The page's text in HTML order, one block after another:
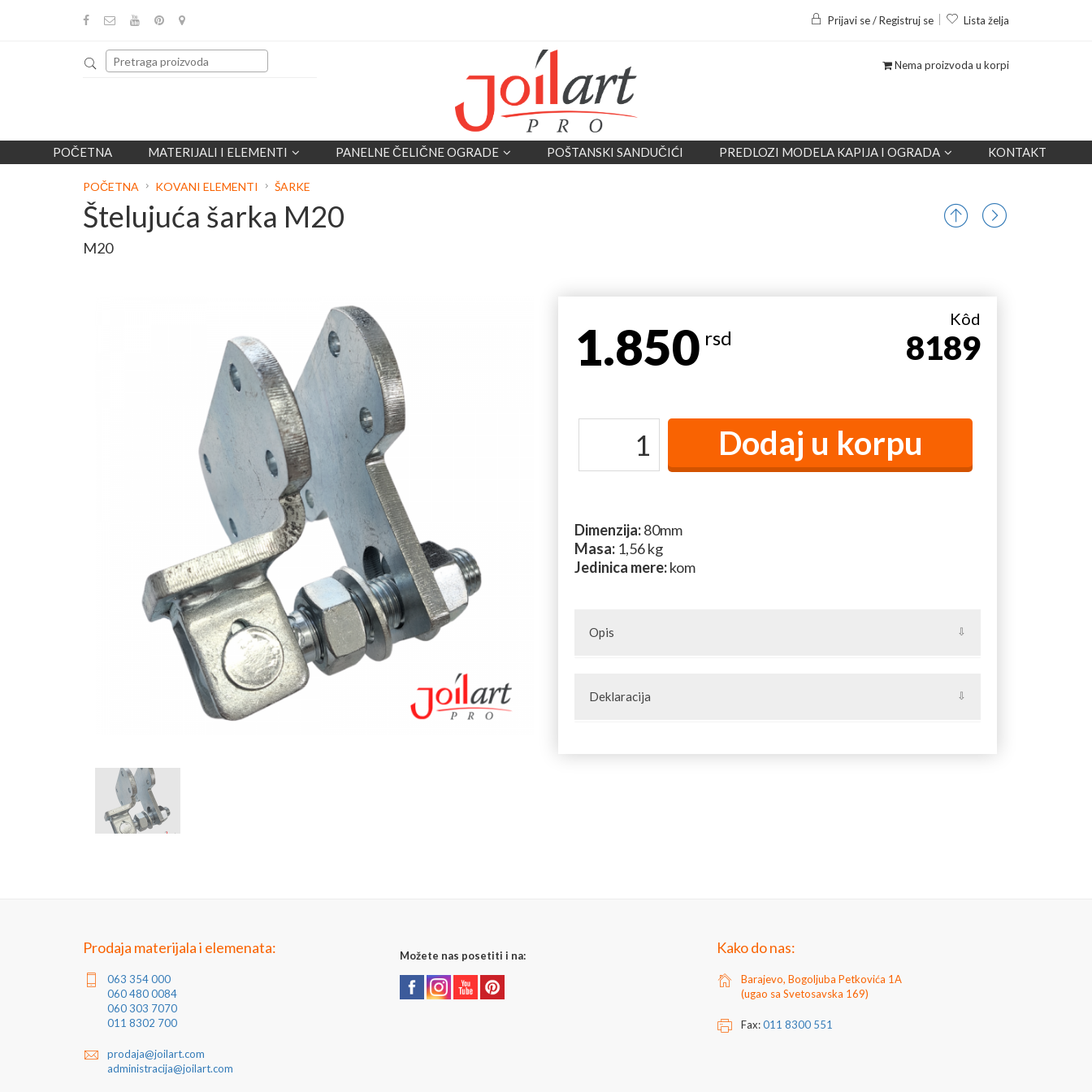
Prijavi se / Registruj se Lista želja
Nema proizvoda u korpi
POČETNA MATERIJALI I ELEMENTI PANELNE ČELIČNE OGRADE POŠTANSKI SANDUČIĆI PREDLOZI MODELA KAPIJA I OGRADA KONTAKT
POČETNA KOVANI ELEMENTI ŠARKE
Štelujuća šarka M20
M20
1.850 rsd
Kôd
8189
Dimenzija:80mm
Masa: 1,56 kg
Jedinica mere:kom
Opis
Dimenzija ploča: 112x48mm
Deklaracija
Zemlja izvoza: Kina
Prodaja materijala i elemenata:
063 354 000
060 480 0084
060 303 7070
011 8302 700
prodaja@joilart.com
administracija@joilart.com
Možete nas posetiti i na: Kako do nas:
Barajevo, Bogoljuba Petkovića 1A
(ugao sa Svetosavska 169)
Fax:011 8300 551